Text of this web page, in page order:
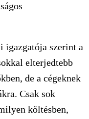
igazgatója szerint a
elterjedtebb
de a cégeknek
Csak sok
költésben,